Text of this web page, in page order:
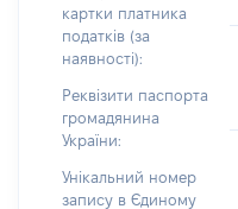
картки платника
податків (за
наявності):
Реквізити паспорта
громадянина
України:
Унікальний номер
запису в Єдиному